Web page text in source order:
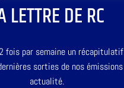
LETTRE DE RC
fois par semaine un
sorties de nos
actualité.